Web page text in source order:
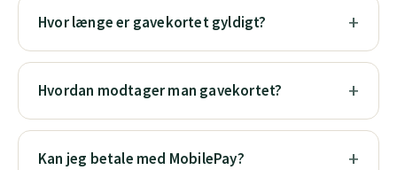
Hvor længe er gavekortet gyldigt?
Hvordan modtager man gavekortet?
Kan jeg betale med MobilePay?